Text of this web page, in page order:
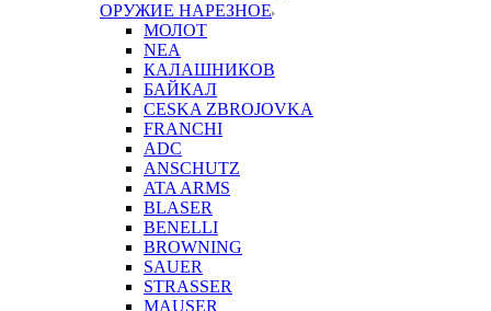
ОРУЖИЕ НАРЕЗНОЕ
МОЛОТ
NEA
КАЛАШНИКОВ
БАЙКАЛ
CESKA ZBROJOVKA
FRANCHI
ADC
ANSCHUTZ
ATA ARMS
BLASER
BENELLI
BROWNING
SAUER
STRASSER
MAUSER